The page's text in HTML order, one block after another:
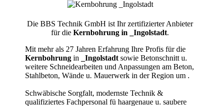
Die BBS Technik GmbH ist Ihr zertifizierter Anbieter
für die Kernbohrung in _Ingolstadt.
Mit mehr als 27 Jahren Erfahrung Ihre Profis für die
Kernbohrung in _Ingolstadt sowie Betonschnitt u.
weitere Schneidearbeiten und Anpassungen am Beton,
Stahlbeton, Wände u. Mauerwerk in der Region um .
Schwäbische Sorgfalt, modernste Technik &
qualifiziertes Fachpersonalfü haargenaue u. saubere